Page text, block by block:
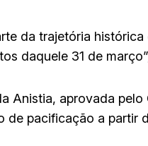
da trajetória
daquele 31 de
Anistia, aprovada
de pacificação a partir